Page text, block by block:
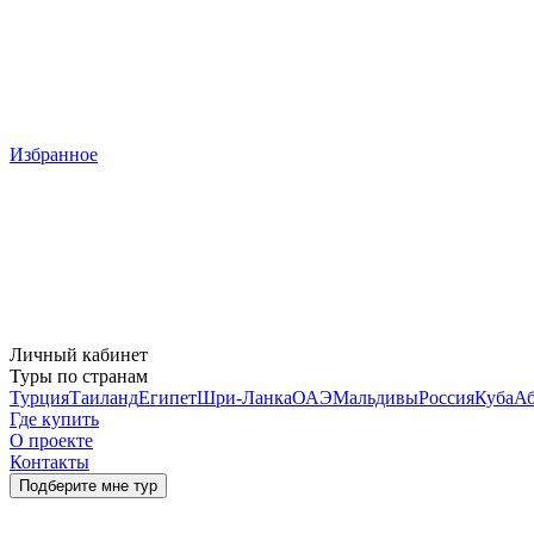
Избранное
Личный кабинет
Туры по странам
ТурцияТаиландЕгипетШри-ЛанкаОАЭМальдивыРоссияКуба
Где купить
О проекте
Контакты
Подберите мне тур